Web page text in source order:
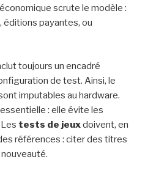
scrute le modèle :
payantes, ou
toujours un encadré
de test. Ainsi, le
imputables au hardware.
: elle évite les
tests de jeuxdoivent, en
références : citer des titres